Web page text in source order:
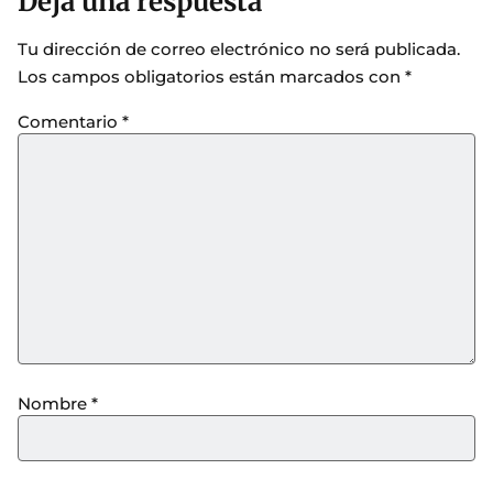
Tu dirección de correo electrónico no será publicada.
Los campos obligatorios están marcados con *
Comentario *
Nombre *